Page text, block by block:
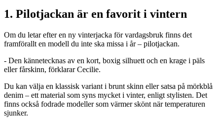
1. Pilotjackan är en favorit i vintern
Om du letar efter en ny vinterjacka för vardagsbruk finns det
framförallt en modell du inte ska missa i år – pilotjackan.
- Den kännetecknas av en kort, boxig silhuett och en krage i päls
eller fårskinn, förklarar Cecilie.
Du kan välja en klassisk variant i brunt skinn eller satsa på mörkblå
denim – ett material som syns mycket i vinter, enligt stylisten. Det
finns också fodrade modeller som värmer skönt när temperaturen
sjunker.